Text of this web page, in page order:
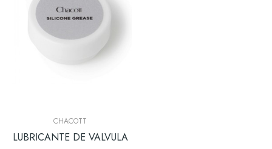
CHACOTT
LUBRICANTE DE VALVULA